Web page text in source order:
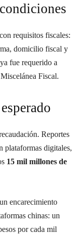
requisitos fiscales:
domicilio fiscal y
fue requerido a
Fiscal.
Reportes
plataformas digitales,
15 mil millones de
encarecimiento
chinas: un
por cada mil